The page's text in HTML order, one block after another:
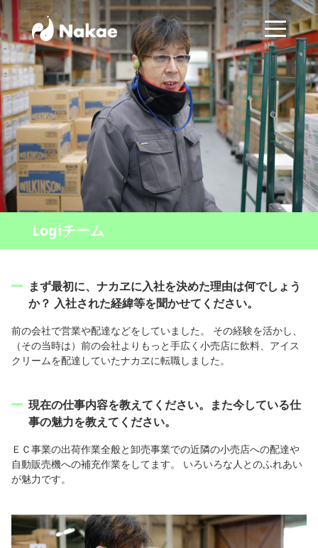
Logiチーム
まず最初に、ナカヱに入社を決めた理由は何でしょう
か？ 入社された経緯等を聞かせてください。
前の会社で営業や配達などをしていました。 その経験を活かし、
（その当時は）前の会社よりもっと手広く小売店に飲料、アイス
クリームを配達していたナカヱに転職しました。
現在の仕事内容を教えてください。また今している仕
事の魅力を教えてください。
ＥＣ事業の出荷作業全般と卸売事業での近隣の小売店への配達や
自動販売機への補充作業をしてます。 いろいろな人とのふれあい
が魅力です。